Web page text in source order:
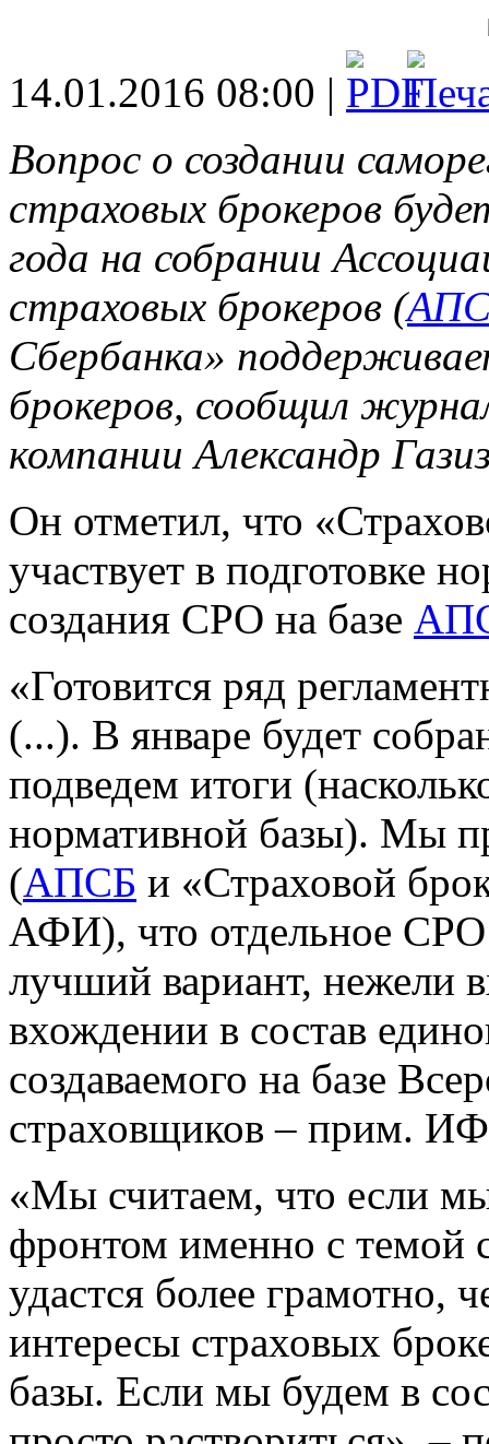
14.01.2016 08:00 |
Вопрос о создании
страховых брокеров
года на собрании
страховых брокеров (
Сбербанка»
брокеров, сообщил
компании Александр
Он отметил, что
участвует в подготовке
создания СРО на базе
«Готовится ряд
(...). В январе будет
подведем итоги
нормативной базы). Мы
(АПСБ и «Страховой
АФИ), что отдельное СРО
лучший вариант, нежели
вхождении в состав
создаваемого на базе
страховщиков – прим.
«Мы считаем, что если
фронтом именно с темой
удастся более грамотно,
интересы страховых
базы. Если мы будем в